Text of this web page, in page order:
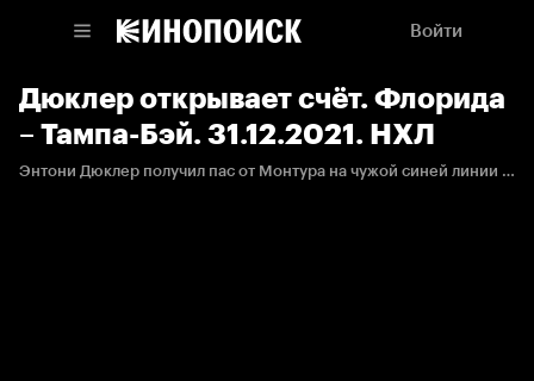
Войти
Дюклер открывает счёт. Флорида
– Тампа-Бэй. 31.12.2021. НХЛ
Энтони Дюклер получил пас от Монтура на чужой синей линии и очень элегантно разобрался с вратарём.